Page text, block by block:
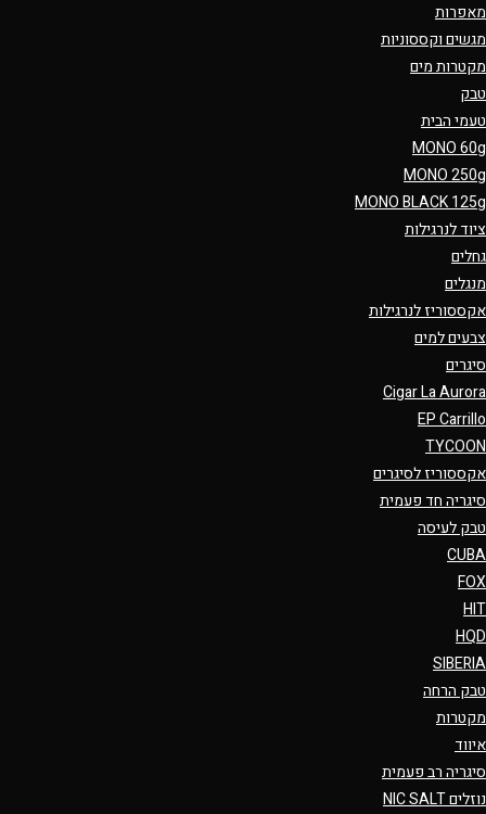
מאפרות
מגשים וקססוניות
מקטרות מים
טבק
טעמי הבית
MONO 60g
MONO 250g
MONO BLACK 125g
ציוד לנרגילות
גחלים
מנגלים
אקססוריז לנרגילות
צבעים למים
סיגרים
Cigar La Aurora
EP Carrillo
TYCOON
אקססוריז לסיגרים
סיגריה חד פעמית
טבק לעיסה
CUBA
FOX
HIT
HQD
SIBERIA
טבק הרחה
מקטרות
איווד
סיגריה רב פעמית
נוזלים NIC SALT